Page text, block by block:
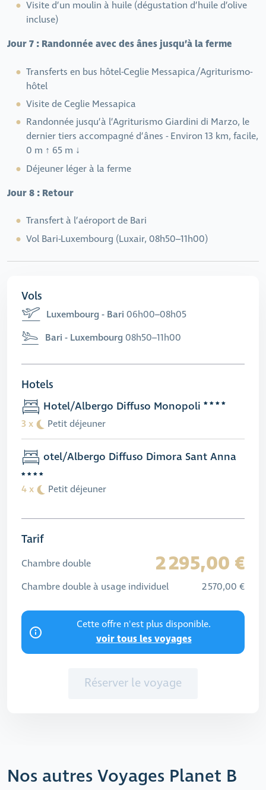
Visite d’un moulin à huile (dégustation d’huile d’olive
incluse)
Jour 7 : Randonnée avec des ânes jusqu’à la ferme
Transferts en bus hôtel-Ceglie Messapica/Agriturismo-
hôtel
Visite de Ceglie Messapica
Randonnée jusqu’à l’Agriturismo Giardini di Marzo, le
dernier tiers accompagné d’ânes - Environ 13 km, facile,
0 m ↑ 65 m ↓
Déjeuner léger à la ferme
Jour 8 : Retour
Transfert à l’aéroport de Bari
Vol Bari-Luxembourg (Luxair, 08h50–11h00)
Vols
Luxembourg - Bari 06h00–08h05
Bari - Luxembourg 08h50–11h00
Hotels
Hotel/Albergo Diffuso Monopoli
3 x Petit déjeuner
otel/Albergo Diffuso Dimora Sant Anna
4 x Petit déjeuner
Tarif
Chambre double 2 295,00 €
Chambre double à usage individuel 2 570,00 €
Cette offre n'est plus disponible.
voir tous les voyages
Réserver le voyage
Nos autres Voyages Planet B